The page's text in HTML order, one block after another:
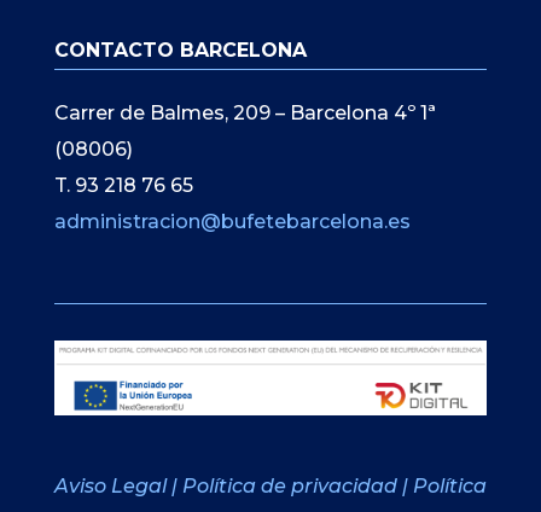
CONTACTO BARCELONA
Carrer de Balmes, 209 – Barcelona 4º 1ª
(08006)
T. 93 218 76 65
administracion@bufetebarcelona.es
Aviso Legal | Política de privacidad | Política